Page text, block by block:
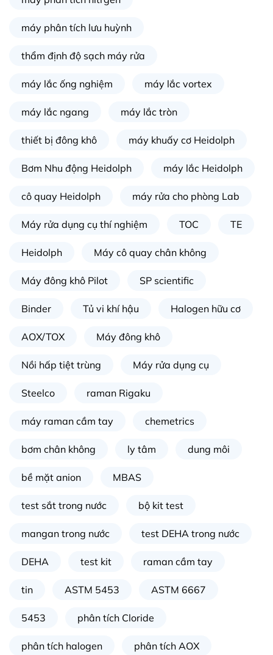
máy phân tích lưu huỳnh
thẩm định độ sạch máy rửa
máy lắc ống nghiệm máy lắc vortex
máy lắc ngang máy lắc tròn
thiết bị đông khô máy khuấy cơ Heidolph
Bơm Nhu động Heidolph máy lắc Heidolph
cô quay Heidolph máy rửa cho phòng Lab
Máy rửa dụng cụ thí nghiệm TOC TE
Heidolph Máy cô quay chân không
Máy đông khô Pilot SP scientific
Binder Tủ vi khí hậu Halogen hữu cơ
AOX/TOX Máy đông khô
Nồi hấp tiệt trùng Máy rửa dụng cụ
Steelco raman Rigaku
máy raman cầm tay chemetrics
bơm chân không ly tâm dung môi
bề mặt anion MBAS
test sắt trong nước bộ kit test
mangan trong nước test DEHA trong nước
DEHA test kit raman cầm tay
tin ASTM 5453 ASTM 6667
5453 phân tích Cloride
phân tích halogen phân tích AOX